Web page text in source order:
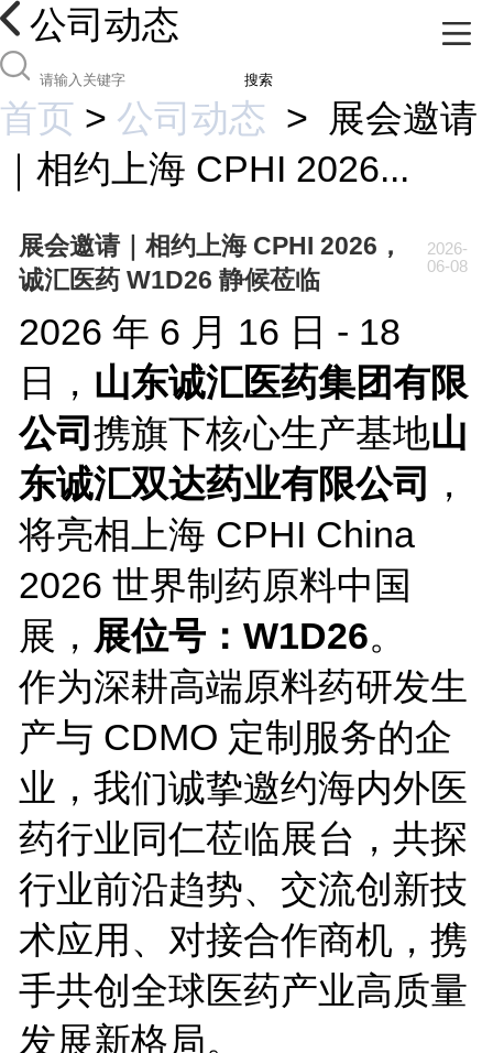
公司动态
搜索
首页 > 公司动态 >
展会邀请
｜相约上海 CPHI 2026...
展会邀请｜相约上海 CPHI 2026，
诚汇医药 W1D26 静候莅临
2026-
06-08
2026 年 6 月 16 日 - 18
日， 山东诚汇医药集团有限
公司 携旗下核心生产基地山
东诚汇双达药业有限公司
，
将亮相上海 CPHI China
2026 世界制药原料中国
展， 展位号：W1D26。
作为深耕高端原料药研发生
产与 CDMO 定制服务的企
业，我们诚挚邀约海内外医
药行业同仁莅临展台，共探
行业前沿趋势、交流创新技
术应用、对接合作商机，携
手共创全球医药产业高质量
发展新格局。